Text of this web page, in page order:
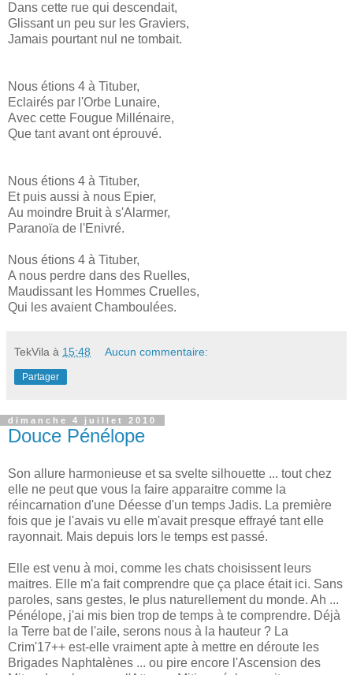
Dans cette rue qui descendait,
Glissant un peu sur les Graviers,
Jamais pourtant nul ne tombait.
Nous étions 4 à Tituber,
Eclairés par l'Orbe Lunaire,
Avec cette Fougue Millénaire,
Que tant avant ont éprouvé.
Nous étions 4 à Tituber,
Et puis aussi à nous Epier,
Au moindre Bruit à s'Alarmer,
Paranoïa de l'Enivré.
Nous étions 4 à Tituber,
A nous perdre dans des Ruelles,
Maudissant les Hommes Cruelles,
Qui les avaient Chamboulées.
TekVila à 15:48 Aucun commentaire:
Partager
dimanche 4 juillet 2010
Douce Pénélope
Son allure harmonieuse et sa svelte silhouette ... tout chez
elle ne peut que vous la faire apparaitre comme la
réincarnation d'une Déesse d'un temps Jadis. La première
fois que je l'avais vu elle m'avait presque effrayé tant elle
rayonnait. Mais depuis lors le temps est passé.
Elle est venu à moi, comme les chats choisissent leurs
maitres. Elle m'a fait comprendre que ça place était ici. Sans
paroles, sans gestes, le plus naturellement du monde. Ah ...
Pénélope, j'ai mis bien trop de temps à te comprendre. Déjà
la Terre bat de l'aile, serons nous à la hauteur ? La
Crim'17++ est-elle vraiment apte à mettre en déroute les
Brigades Naphtalènes ... ou pire encore l'Ascension des